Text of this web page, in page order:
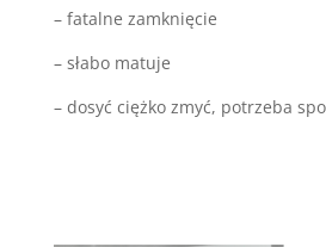
– fatalne zamknięcie
– słabo matuje
– dosyć ciężko zmyć, potrzeba